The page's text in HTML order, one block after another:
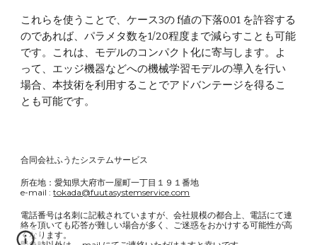
これらを使うことで、ケース3の f値の下落0.01 を許容する
のであれば、パラメタ数を1/20程度まで減らすことも可能
です。これは、モデルのコンパクト化に寄与します。よ
って、エッジ機器などへの機械学習モデルの導入を行い
場合、本技術を利用することでアドバンテージを得るこ
とも可能です。
合同会社ふうたシステムサービス
所在地：愛知県大府市一屋町一丁目１９１番地
e-mail :tokada@fuutasystemservice.com
電話番号は名刺に記載されていますが、会社規模の都合上、電話にて連
絡を頂いても応答が難しい場合が多く、ご迷惑をおかけする可能性が高
くなります。